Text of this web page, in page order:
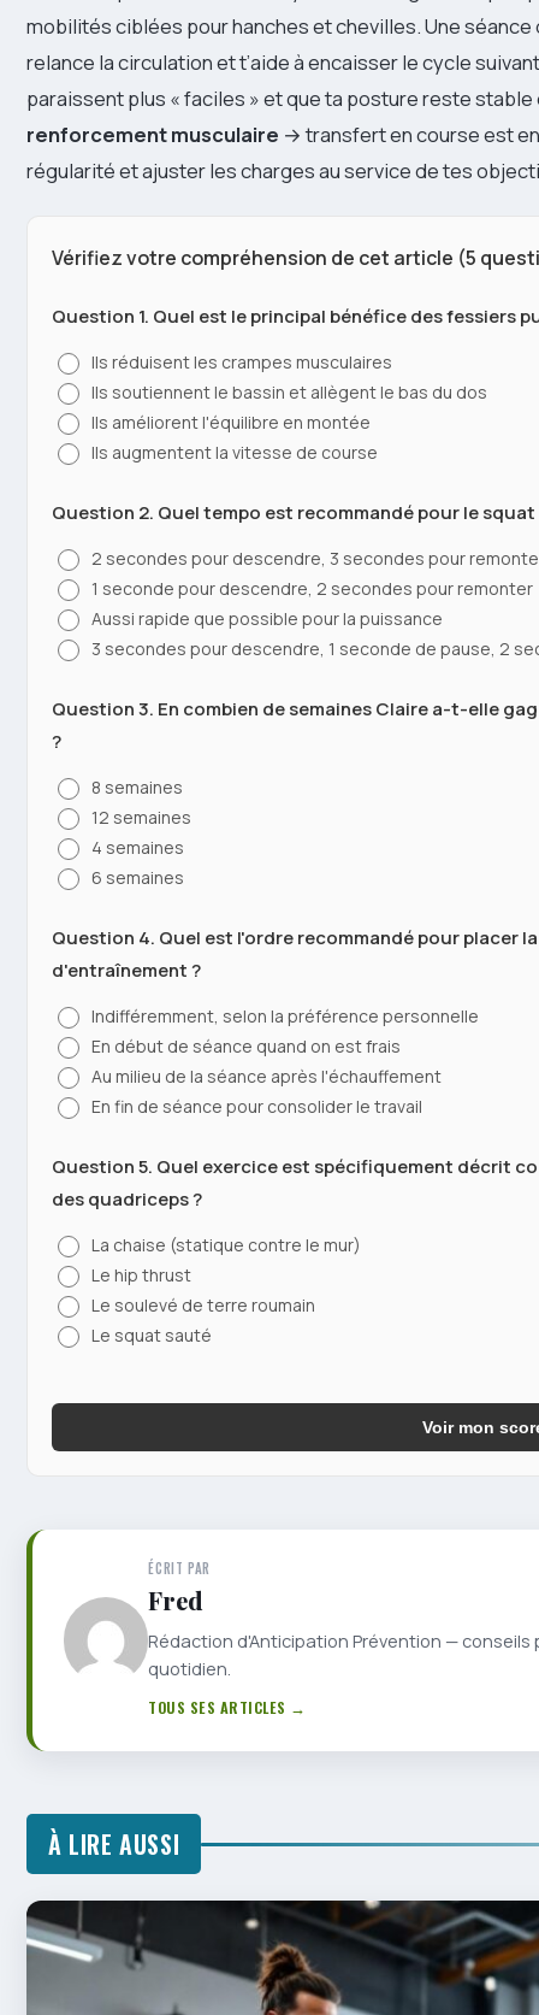
mobilités ciblées pour hanches et chevilles. Une
relance la circulation et t’aide à encaisser le cycle
paraissent plus « faciles » et que ta posture reste stable
renforcement musculaire → transfert en course est
régularité et ajuster les charges au service de tes
Vérifiez votre compréhension de cet article (5
Question 1. Quel est le principal bénéfice des fessiers
Ils réduisent les crampes musculaires
Ils soutiennent le bassin et allègent le bas du dos
Ils améliorent l'équilibre en montée
Ils augmentent la vitesse de course
Question 2. Quel tempo est recommandé pour le
2 secondes pour descendre, 3 secondes pour
1 seconde pour descendre, 2 secondes pour remonter
Aussi rapide que possible pour la puissance
3 secondes pour descendre, 1 seconde de pause, 2
Question 3. En combien de semaines Claire a-t-elle
?
8 semaines
12 semaines
4 semaines
6 semaines
Question 4. Quel est l'ordre recommandé pour placer
d'entraînement ?
Indifféremment, selon la préférence personnelle
En début de séance quand on est frais
Au milieu de la séance après l'échauffement
En fin de séance pour consolider le travail
Question 5. Quel exercice est spécifiquement décrit
des quadriceps ?
La chaise (statique contre le mur)
Le hip thrust
Le soulevé de terre roumain
Le squat sauté
Voir mon
ÉCRIT PAR
Fred
Rédaction d'Anticipation Prévention —
quotidien.
TOUS SES ARTICLES →
À LIRE AUSSI